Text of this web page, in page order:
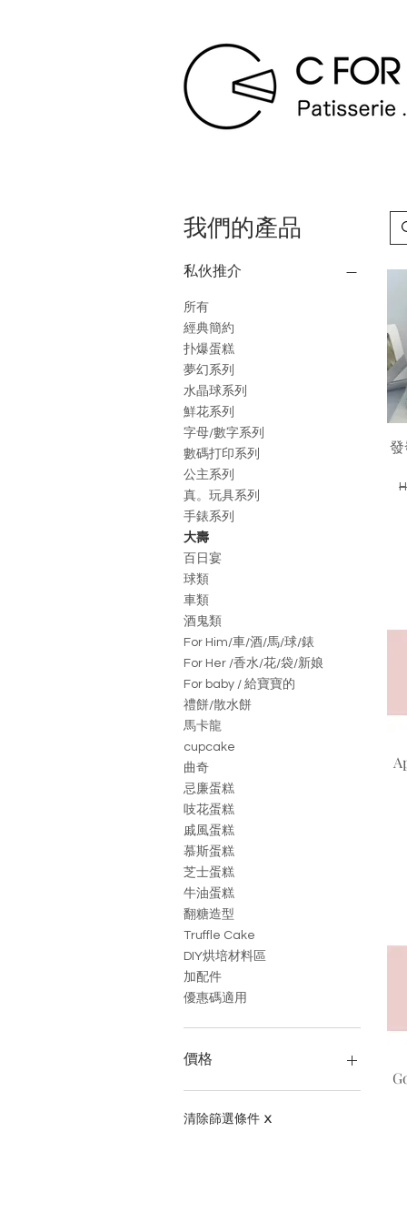
我們的產品
私伙推介
所有
經典簡約
扑爆蛋糕
夢幻系列
水晶球系列
鮮花系列
字母/數字系列
數碼打印系列
公主系列
真。玩具系列
手錶系列
大壽
百日宴
球類
車類
酒鬼類
For Him/車/酒/馬/球/錶
For Her /香水/花/袋/新娘
For baby / 給寶寶的
禮餅/散水餅
馬卡龍
cupcake
曲奇
忌廉蛋糕
吱花蛋糕
戚風蛋糕
慕斯蛋糕
芝士蛋糕
牛油蛋糕
翻糖造型
Truffle Cake
DIY烘培材料區
加配件
優惠碼適用
價格
HK$1
清除篩選條件 X